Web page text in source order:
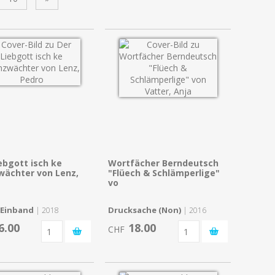
isch ke
von Lenz,
| 2018
Wortfächer Berndeutsch
"Flüech & Schlämperlige"
vo
Drucksache (Non) | 2016
CHF 18.00